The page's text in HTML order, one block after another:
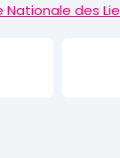
Nationale des